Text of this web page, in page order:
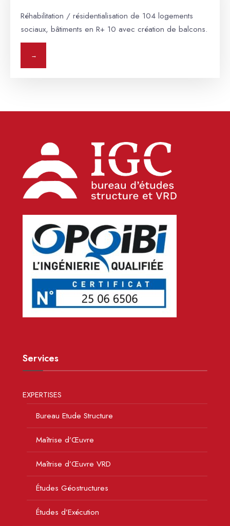
Réhabilitation / résidentialisation de 104 logements
sociaux, bâtiments en R+ 10 avec création de balcons.
→
Services
EXPERTISES
Bureau Etude Structure
Maîtrise d’Œuvre
Maîtrise d’Œuvre VRD
Études Géostructures
Études d’Exécution